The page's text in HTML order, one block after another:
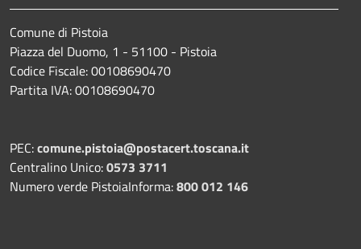
Comune di Pistoia
Piazza del Duomo, 1 - 51100 - Pistoia
Codice Fiscale: 00108690470
Partita IVA: 00108690470
PEC:comune.pistoia@postacert.toscana.it
Centralino Unico:0573 3711
Numero verde PistoiaInforma:800 012 146